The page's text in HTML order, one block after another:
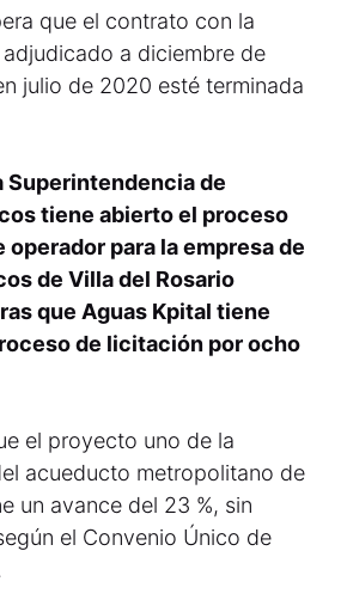
que el contrato con la
a diciembre de
julio de 2020 esté terminada
Superintendencia de
tiene abierto el proceso
operador para la empresa de
de Villa del Rosario
que Aguas Kpital tiene
de licitación por ocho
el proyecto uno de la
acueducto metropolitano de
un avance del 23 %, sin
el Convenio Único de